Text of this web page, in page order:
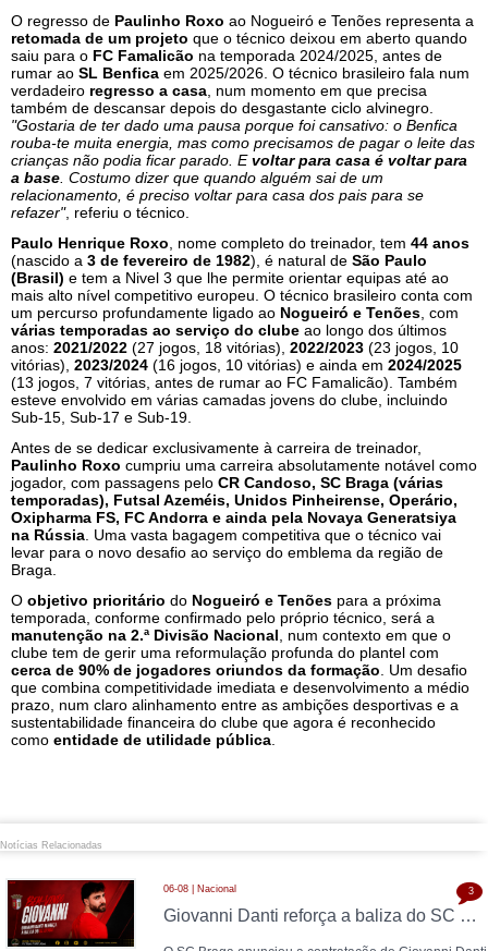
O regresso de Paulinho Roxo ao Nogueiró e Tenões representa a
retomada de um projeto que o técnico deixou em aberto quando
saiu para o FC Famalicão na temporada 2024/2025, antes de
rumar ao SL Benfica em 2025/2026. O técnico brasileiro fala num
verdadeiro regresso a casa , num momento em que precisa
também de descansar depois do desgastante ciclo alvinegro.
"Gostaria de ter dado uma pausa porque foi cansativo: o Benfica
rouba-te muita energia, mas como precisamos de pagar o leite das
crianças não podia ficar parado. Evoltar para casa é voltar para
a base . Costumo dizer que quando alguém sai de um
relacionamento, é preciso voltar para casa dos pais para se
refazer", referiu o técnico.
Paulo Henrique Roxo , nome completo do treinador, tem 44 anos
(nascido a 3 de fevereiro de 1982), é natural de São Paulo
(Brasil) e tem a Nivel 3 que lhe permite orientar equipas até ao
mais alto nível competitivo europeu. O técnico brasileiro conta com
um percurso profundamente ligado ao Nogueiró e Tenões , com
várias temporadas ao serviço do clube ao longo dos últimos
anos: 2021/2022 (27 jogos, 18 vitórias), 2022/2023 (23 jogos, 10
vitórias), 2023/2024 (16 jogos, 10 vitórias) e ainda em 2024/2025
(13 jogos, 7 vitórias, antes de rumar ao FC Famalicão). Também
esteve envolvido em várias camadas jovens do clube, incluindo
Sub-15, Sub-17 e Sub-19.
Antes de se dedicar exclusivamente à carreira de treinador,
Paulinho Roxo cumpriu uma carreira absolutamente notável como
jogador, com passagens pelo CR Candoso, SC Braga (várias
temporadas), Futsal Azeméis, Unidos Pinheirense, Operário,
Oxipharma FS, FC Andorra e ainda pela Novaya Generatsiya
na Rússia . Uma vasta bagagem competitiva que o técnico vai
levar para o novo desafio ao serviço do emblema da região de
Braga.
O objetivo prioritário do Nogueiró e Tenões para a próxima
temporada, conforme confirmado pelo próprio técnico, será a
manutenção na 2.ª Divisão Nacional , num contexto em que o
clube tem de gerir uma reformulação profunda do plantel com
cerca de 90% de jogadores oriundos da formação . Um desafio
que combina competitividade imediata e desenvolvimento a médio
prazo, num claro alinhamento entre as ambições desportivas e a
sustentabilidade financeira do clube que agora é reconhecido
como entidade de utilidade pública
Notícias Relacionadas
06-08 | Nacional
Giovanni Danti reforça a baliza do SC Braga
3